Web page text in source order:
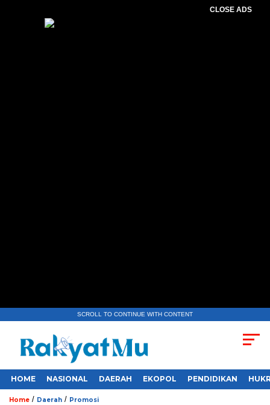
CLOSE ADS
SCROLL TO CONTINUE WITH CONTENT
HOME NASIONAL DAERAH EKOPOL PENDIDIKAN
Home / Daerah / Promosi